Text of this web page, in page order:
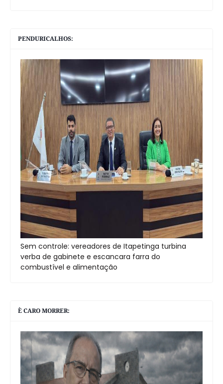
PENDURICALHOS:
Sem controle: vereadores de Itapetinga turbina
verba de gabinete e escancara farra do
combustível e alimentação
È CARO MORRER: